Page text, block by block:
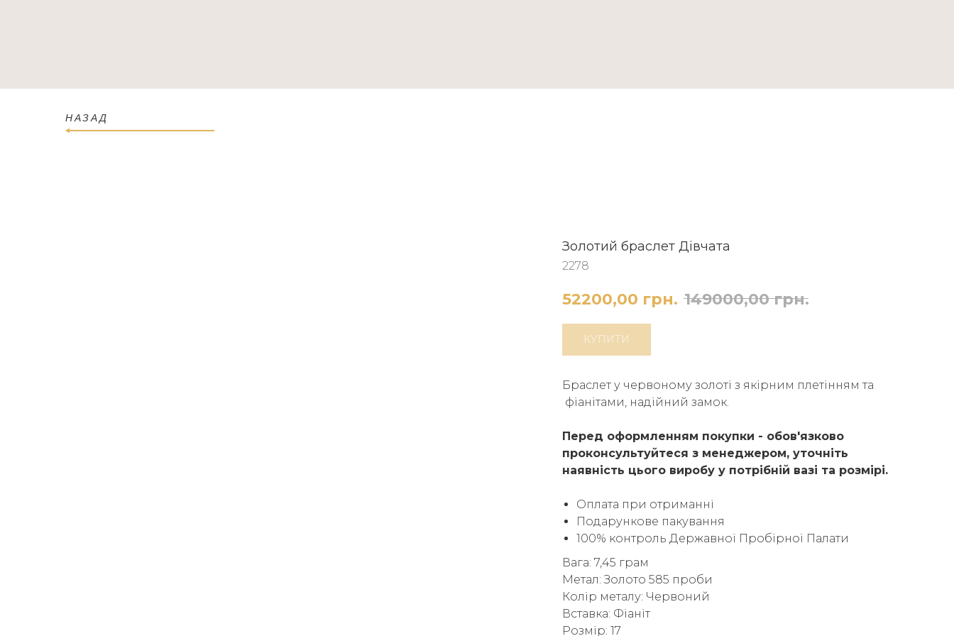
НАЗАД
Золотий браслет Дівчата
2278
52200,00 грн. 149000,00 грн.
КУПИТИ
Браслет у червоному золоті з якірним плетінням та
фіанітами, надійний замок.
Перед оформленням покупки - обов'язково
проконсультуйтеся з менеджером, уточніть
наявність цього виробу у потрібній вазі та розмірі.
Оплата при отриманні
Подарункове пакування
100% контроль Державної Пробірної Палати
Вага: 7,45 грам
Метал: Золото 585 проби
Колір металу: Червоний
Вставка: Фіаніт
Розмір: 17